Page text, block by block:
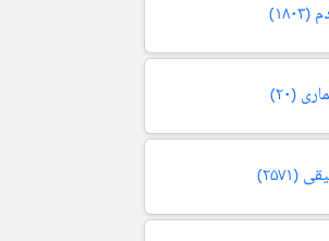
(۱۸۰۳)
(۲۰)
(۲۵۷۱)